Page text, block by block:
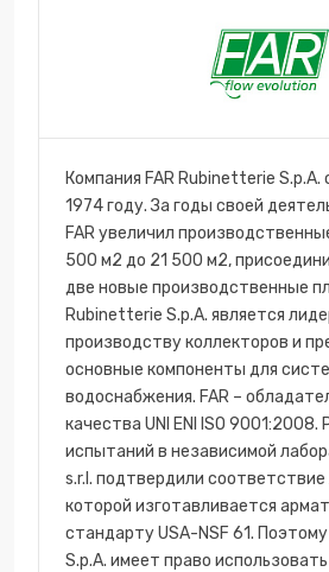
Компания FAR Rubinetterie S.p.A.
1974 году. За годы своей
FAR увеличил
500 м2 до 21 500 м2,
две новые производственные
Rubinetterie S.p.A. является
производству коллекторов и
основные компоненты для
водоснабжения. FAR –
качества UNI ENI ISO
испытаний в независимой
s.r.l. подтвердили соответствие
которой изготавливается
стандарту USA-NSF 61.
S.p.A. имеет право